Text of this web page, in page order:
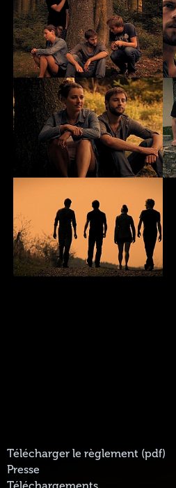
Télécharger le règlement (pdf)
Presse